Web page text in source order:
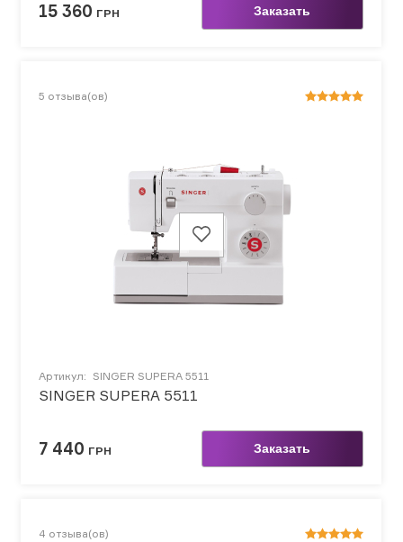
15 360 ГРН Заказать
5 отзыва(ов)
Артикул: SINGER SUPERA 5511
SINGER SUPERA 5511
7 440 ГРН Заказать
4 отзыва(ов)